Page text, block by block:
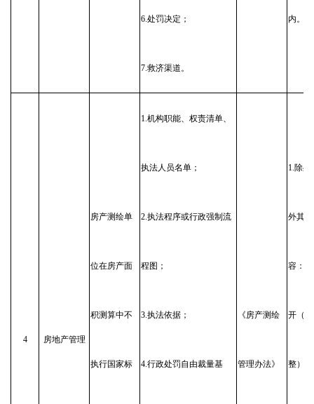
6.处罚决定；
7.救济渠道。
内。
4 房地产管理
房产测绘单
位在房产面
积测算中不
执行国家标
1.机构职能、权责清单、
执法人员名单；
2.执法程序或行政强制流
程图；
3.执法依据；
4.行政处罚自由裁量基
《房产测绘
管理办法》
1.除处
外其
容：
开（
整）；